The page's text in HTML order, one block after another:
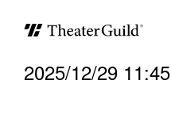
2025/12/29 11:45